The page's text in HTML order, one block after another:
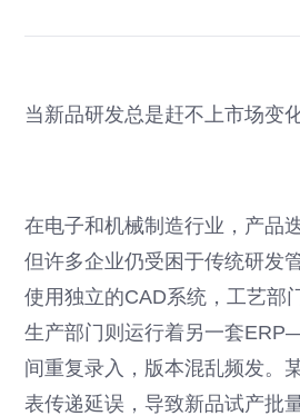
当新品研发总是赶不上市场变
在电子和机械制造行业，产品
但许多企业仍受困于传统研发
使用独立的CAD系统，工艺部
生产部门则运行着另一套
间重复录入，版本混乱频发。
表传递延误，导致新品试产批